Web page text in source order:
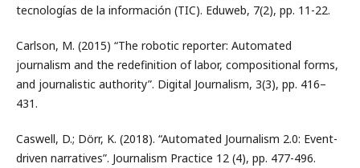
tecnologías de la información (TIC). Eduweb, 7(2), pp. 11-22.
Carlson, M. (2015) “The robotic reporter: Automated
journalism and the redefinition of labor, compositional forms,
and journalistic authority”. Digital Journalism, 3(3), pp. 416–
431.
Caswell, D.; Dörr, K. (2018). “Automated Journalism 2.0: Event-
driven narratives”. Journalism Practice 12 (4), pp. 477-496.